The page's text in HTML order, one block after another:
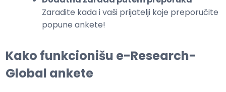
Zaradite kada i vaši prijatelji koje preporučite
popune ankete!
Kako funkcionišu e-Research-
Global ankete